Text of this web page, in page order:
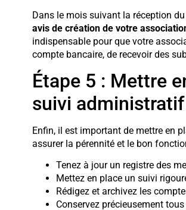
Dans le mois suivant la réception
avis de création de votre
indispensable pour que votre
compte bancaire, de recevoir des
Étape 5 : Mettre
suivi administratif
Enfin, il est important de mettre en
assurer la pérennité et le bon
Tenez à jour un registre des
Mettez en place un suivi
Rédigez et archivez les
Conservez précieusement